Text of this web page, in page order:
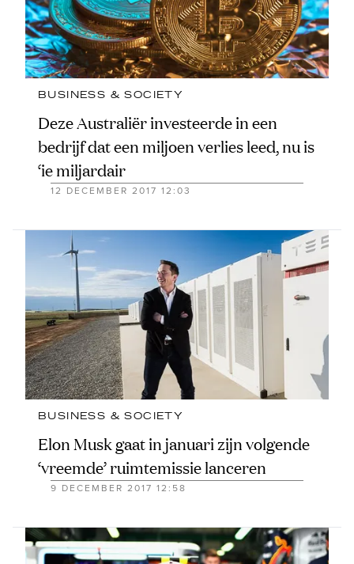
BUSINESS & SOCIETY
Deze Australiër investeerde in een
bedrijf dat een miljoen verlies leed, nu is
‘ie miljardair
12 DECEMBER 2017 12:03
BUSINESS & SOCIETY
Elon Musk gaat in januari zijn volgende
‘vreemde’ ruimtemissie lanceren
9 DECEMBER 2017 12:58